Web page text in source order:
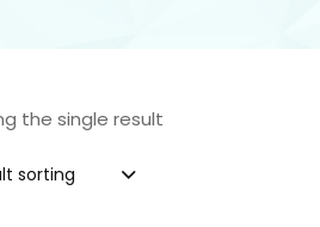
the single result
sorting